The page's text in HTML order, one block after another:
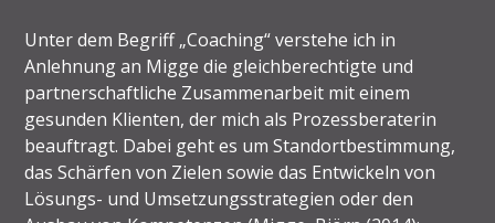
Unter dem Begriff „Coaching“ verstehe ich in
Anlehnung an Migge die gleichberechtigte und
partnerschaftliche Zusammenarbeit mit einem
gesunden Klienten, der mich als Prozessberaterin
beauftragt. Dabei geht es um Standortbestimmung,
das Schärfen von Zielen sowie das Entwickeln von
Lösungs- und Umsetzungsstrategien oder den